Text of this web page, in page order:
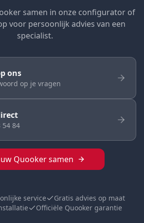
samen in onze configurator of
voor persoonlijk advies van een
specialist.
ons
op je vragen
54 84
Quooker samen
service
Gratis advies op maat
Officiële Quooker garantie